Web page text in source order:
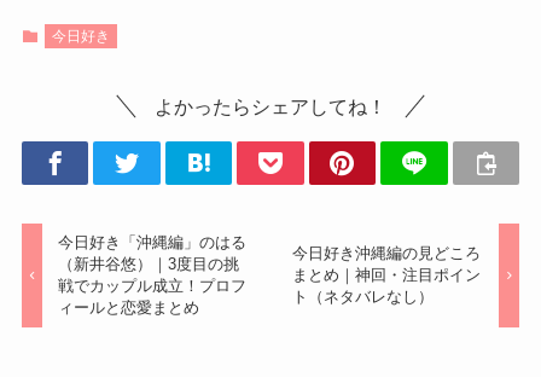
今日好き
よかったらシェアしてね！
今日好き「沖縄編」のはる
（新井谷悠）｜3度目の挑
戦でカップル成立！プロフ
ィールと恋愛まとめ
今日好き沖縄編の見どころ
まとめ｜神回・注目ポイン
ト（ネタバレなし）